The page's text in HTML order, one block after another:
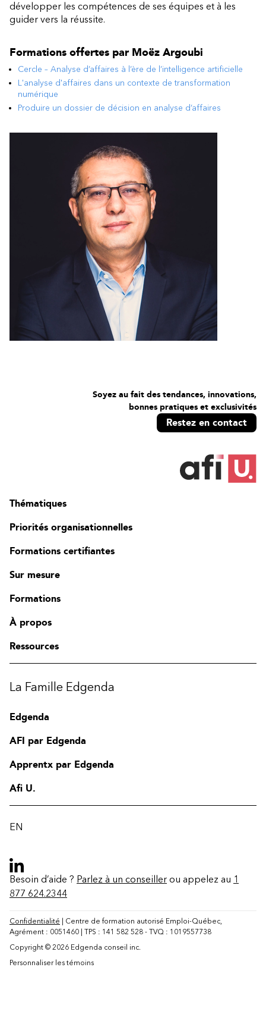
développer les compétences de ses équipes et à les
guider vers la réussite.
Formations offertes par Moëz Argoubi
Cercle – Analyse d’affaires à l’ère de l’intelligence artificielle
L'analyse d'affaires dans un contexte de transformation
numérique
Produire un dossier de décision en analyse d’affaires
Soyez au fait des tendances, innovations,
bonnes pratiques et exclusivités
Restez en contact
Thématiques
Priorités organisationnelles
Formations certifiantes
Sur mesure
Formations
À propos
Ressources
La Famille Edgenda
Edgenda
AFI par Edgenda
Apprentx par Edgenda
Afi U.
EN
Besoin d’aide ? Parlez à un conseiller ou appelez au 1
877 624.2344
Confidentialité | Centre de formation autorisé Emploi-Québec,
Agrément : 0051460 | TPS : 141 582 528 - TVQ : 1019557738
Copyright © 2026 Edgenda conseil inc.
Personnaliser les témoins